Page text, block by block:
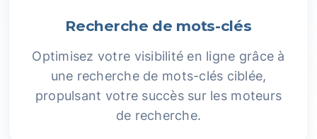
Recherche de mots-clés
Optimisez votre visibilité en ligne grâce à
une recherche de mots-clés ciblée,
propulsant votre succès sur les moteurs
de recherche.